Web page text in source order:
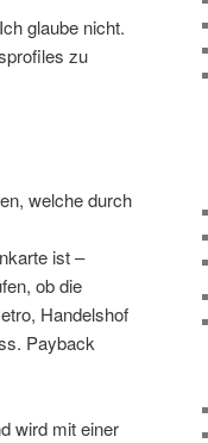
glaube nicht.
zu
welche durch
ist –
ob die
Handelshof
Payback
wird mit einer